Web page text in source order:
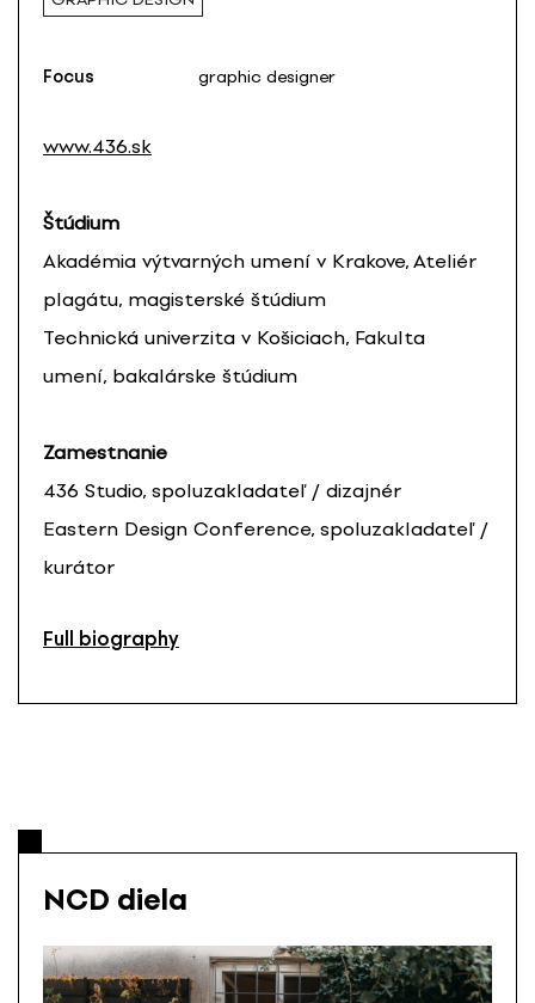
Focus graphic designer
www.436.sk
Štúdium
Akadémia výtvarných umení v Krakove, Ateliér
plagátu, magisterské štúdium
Technická univerzita v Košiciach, Fakulta
umení, bakalárske štúdium
Zamestnanie
436 Studio, spoluzakladateľ / dizajnér
Eastern Design Conference, spoluzakladateľ /
kurátor
Full biography
NCD diela